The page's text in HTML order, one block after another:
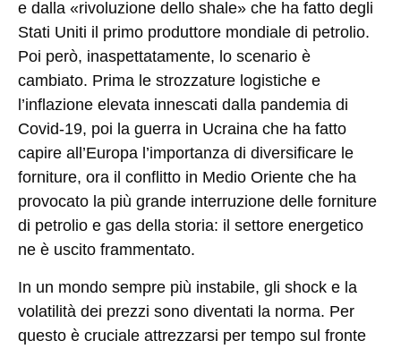
e dalla «rivoluzione dello shale» che ha fatto degli
Stati Uniti il primo produttore mondiale di petrolio.
Poi però, inaspettatamente, lo scenario è
cambiato. Prima le strozzature logistiche e
l’inflazione elevata innescati dalla pandemia di
Covid-19, poi la guerra in Ucraina che ha fatto
capire all’Europa l’importanza di diversificare le
forniture, ora il conflitto in Medio Oriente che ha
provocato la più grande interruzione delle forniture
di petrolio e gas della storia: il settore energetico
ne è uscito frammentato.
In un mondo sempre più instabile, gli shock e la
volatilità dei prezzi sono diventati la norma. Per
questo è cruciale attrezzarsi per tempo sul fronte